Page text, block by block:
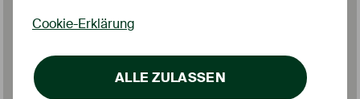
Mit Abschluss der wesentlichen
Transformationsmaßnahmen richtet die Ascory
Bank den Blick nach vorn. Die im Jahr 2025
geschaffenen Strukturen bilden die Grundlage
für die nächste Phase der Entwicklung – und die
Cookie-Erklärung
ALLE ZULASSEN